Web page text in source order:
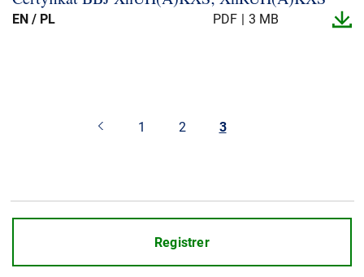
EN / PL PDF 3 MB
1 2 3
Registrer